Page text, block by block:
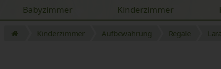
Babyzimmer Kinderzimmer
Kinderzimmer Aufbewahrung Regale